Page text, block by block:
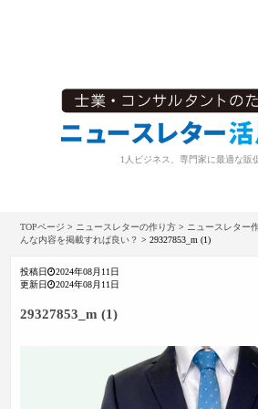
1人ビジネス、専門家に最適な販
TOPページ > ニュースレターの作り方 > ニュースレター
んな内容を掲載すれば良い？ >29327853_m (1)
投稿日
2024年08月11日
更新日
2024年08月11日
29327853_m (1)